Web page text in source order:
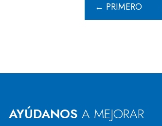
← PRIMERO
AYÚDANOS A MEJORAR